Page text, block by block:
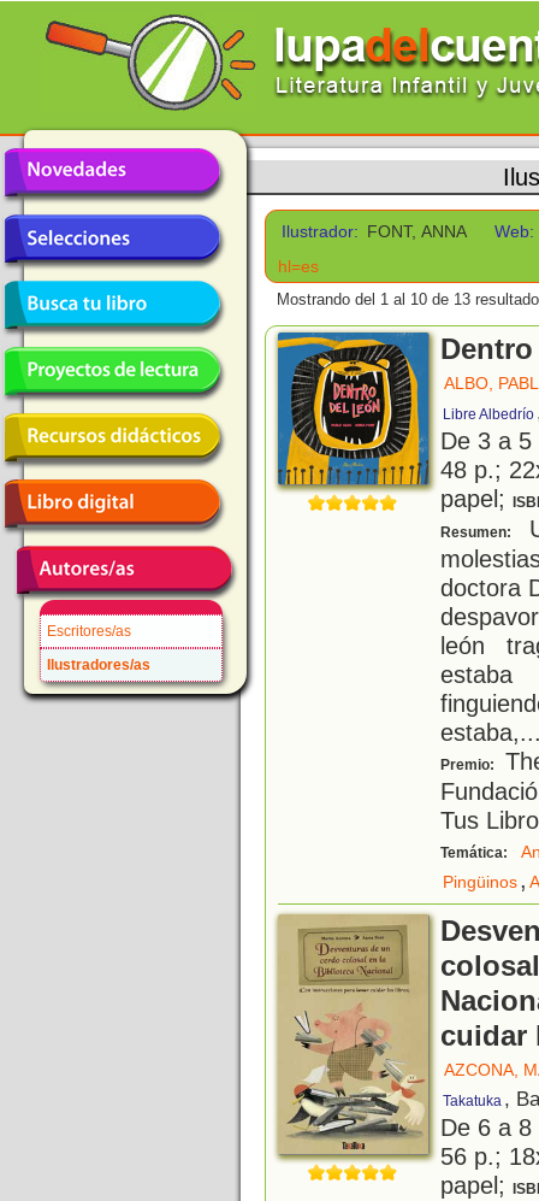
Escritores/as
Ilustradores/as
Ilustrador: FONT, ANNA
Web:
hl=es
Mostrando del 1 al 10 de 13
ALBO,
Libre Albedrío
De 3 a
48 p.;
papel;
Resumen:
doctora
león
estaba
estaba,
Premio:
Tus
Temática:
Pingüinos,
cuidar
AZCONA,
Takatuka ,
De 6 a
56 p.;
papel;